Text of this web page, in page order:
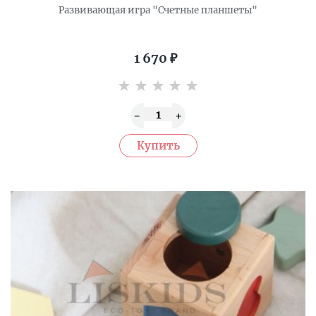
Развивающая игра "Счетные планшеты"
1 670 ₽